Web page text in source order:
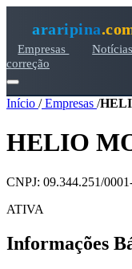
araripina
Empresas Notícias
correção
Início /Empresas /
HELIO
CNPJ: 09.344.251/
ATIVA
Informações